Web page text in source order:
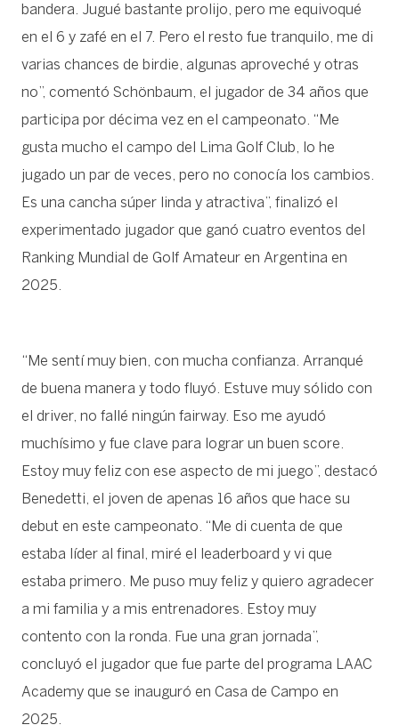
bandera. Jugué bastante prolijo, pero me equivoqué
en el 6 y zafé en el 7. Pero el resto fue tranquilo, me di
varias chances de birdie, algunas aproveché y otras
no”, comentó Schönbaum, el jugador de 34 años que
participa por décima vez en el campeonato. “Me
gusta mucho el campo del Lima Golf Club, lo he
jugado un par de veces, pero no conocía los cambios.
Es una cancha súper linda y atractiva”, finalizó el
experimentado jugador que ganó cuatro eventos del
Ranking Mundial de Golf Amateur en Argentina en
2025.
“Me sentí muy bien, con mucha confianza. Arranqué
de buena manera y todo fluyó. Estuve muy sólido con
el driver, no fallé ningún fairway. Eso me ayudó
muchísimo y fue clave para lograr un buen score.
Estoy muy feliz con ese aspecto de mi juego”, destacó
Benedetti, el joven de apenas 16 años que hace su
debut en este campeonato. “Me di cuenta de que
estaba líder al final, miré el leaderboard y vi que
estaba primero. Me puso muy feliz y quiero agradecer
a mi familia y a mis entrenadores. Estoy muy
contento con la ronda. Fue una gran jornada”,
concluyó el jugador que fue parte del programa LAAC
Academy que se inauguró en Casa de Campo en
2025.